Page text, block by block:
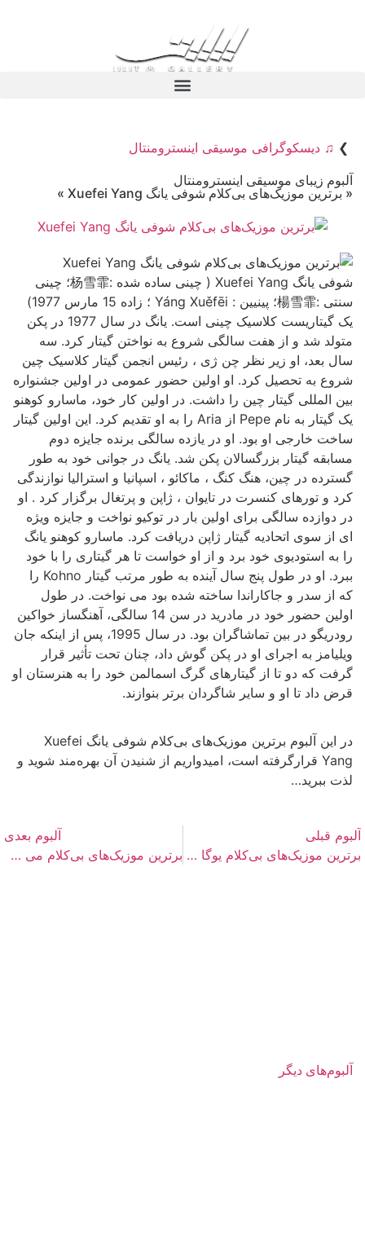
❯ ♫ دیسکوگرافی موسیقی اینسترومنتال
آلبوم زیبای موسیقی اینسترومنتال
« برترین موزیک‌های بی‌کلام شوفی یانگ Xuefei Yang »
شوفی یانگ Xuefei Yang ( چینی ساده شده :杨雪霏؛ چینی
سنتی :楊雪霏؛ پینیین : Yáng Xuěfēi ؛ زاده 15 مارس 1977)
یک گیتاریست کلاسیک چینی است. یانگ در سال 1977 در پکن
متولد شد و از هفت سالگی شروع به نواختن گیتار کرد. سه
سال بعد، او زیر نظر چن ژی ، رئیس انجمن گیتار کلاسیک چین
شروع به تحصیل کرد. او اولین حضور عمومی در اولین جشنواره
بین المللی گیتار چین را داشت. در اولین کار خود، ماسارو کوهنو
یک گیتار به نام Pepe از Aria را به او تقدیم کرد. این اولین گیتار
ساخت خارجی او بود. او در یازده سالگی برنده جایزه دوم
مسابقه گیتار بزرگسالان پکن شد. یانگ در جوانی خود به طور
گسترده در چین، هنگ کنگ ، ماکائو ، اسپانیا و استرالیا نوازندگی
کرد و تورهای کنسرت در تایوان ، ژاپن و پرتغال برگزار کرد . او
در دوازده سالگی برای اولین بار در توکیو نواخت و جایزه ویژه
ای از سوی اتحادیه گیتار ژاپن دریافت کرد. ماسارو کوهنو یانگ
را به استودیوی خود برد و از او خواست تا هر گیتاری را با خود
ببرد. او در طول پنج سال آینده به طور مرتب گیتار Kohno را
که از سدر و جاکاراندا ساخته شده بود می نواخت. در طول
اولین حضور خود در مادرید در سن 14 سالگی، آهنگساز خواکین
رودریگو در بین تماشاگران بود. در سال 1995، پس از اینکه جان
ویلیامز به اجرای او در پکن گوش داد، چنان تحت تأثیر قرار
گرفت که دو تا از گیتارهای گرگ اسمالمن خود را به هنرستان او
قرض داد تا او و سایر شاگردان برتر بنوازند.
در این آلبوم برترین موزیک‌های بی‌کلام شوفی یانگ Xuefei
Yang قرارگرفته است، امیدواریم از شنیدن آن بهره‌مند شوید و
لذت ببرید…
آلبوم قبلی
برترین موزیک‌های بی‌کلام یوگا Yoga
آلبوم بعدی
برترین موزیک‌های بی‌کلام می لان Mei Lan
آلبوم‌های دیگر